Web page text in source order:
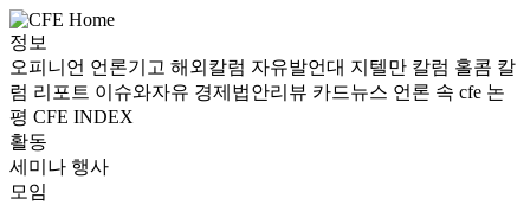
정보
오피니언 언론기고 해외칼럼 자유발언대 지텔만 칼럼 홀콤 칼
럼 리포트 이슈와자유 경제법안리뷰 카드뉴스 언론 속 cfe 논
평 CFE INDEX
활동
세미나 행사
모임